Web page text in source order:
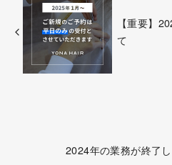
【重要】
て
2024年の業務が終了